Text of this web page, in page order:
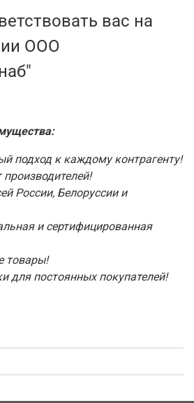
вас на
ООО
подход к каждому контрагенту!
России, Белоруссии и
и сертифицированная
товары!
для постоянных покупателей!